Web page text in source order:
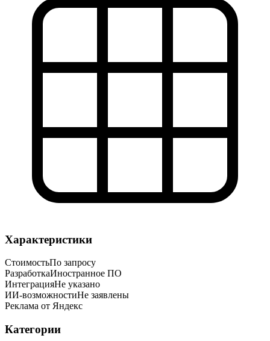
Характеристики
СтоимостьПо запросу
РазработкаИностранное ПО
ИнтеграцияНе указано
ИИ-возможностиНе заявлены
Реклама от Яндекс
Категории